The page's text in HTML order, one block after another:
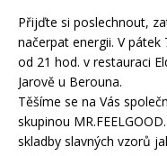
Přijďte si poslechnout,
načerpat energii. V pátek
od 21 hod. v restauraci
Jarově u Berouna.
Těšíme se na Vás
skupinou
skladby slavných vzorů